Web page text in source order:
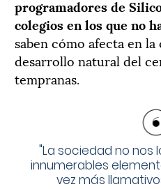
programadores de
colegios en los que no
saben cómo afecta en
desarrollo natural del
tempranas.
"La sociedad no nos
innumerables
vez más